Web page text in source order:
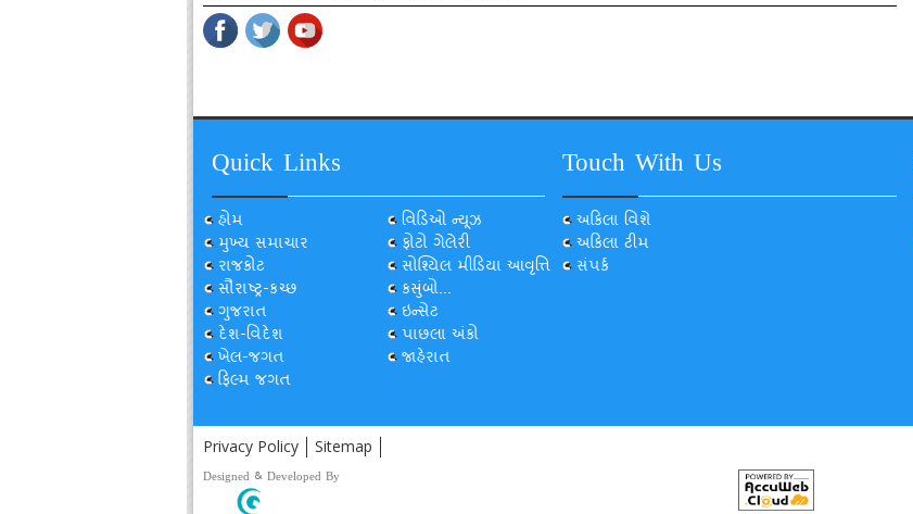
Quick Links
હોમ
મુખ્ય સમાચાર
રાજકોટ
સૌરાષ્ટ્ર-કચ્છ
ગુજરાત
દેશ-વિદેશ
ખેલ-જગત
ફિલ્મ જગત
વિડિઓ ન્યૂઝ
ફોટો ગેલેરી
સોશ્યિલ મીડિયા આવૃત્તિ
કસુંબો...
ઇન્સેટ
પાછલા અંકો
જાહેરાત
Touch With Us
અકિલા વિશે
અકિલા ટીમ
સંપર્ક
Privacy Policy Sitemap
Designed & Developed By